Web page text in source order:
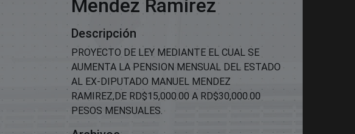
Mendez Ramírez
Descripción
PROYECTO DE LEY MEDIANTE EL CUAL SE
AUMENTA LA PENSION MENSUAL DEL ESTADO
AL EX-DIPUTADO MANUEL MENDEZ
RAMIREZ,DE RD$15,000.00 A RD$30,000.00
PESOS MENSUALES.